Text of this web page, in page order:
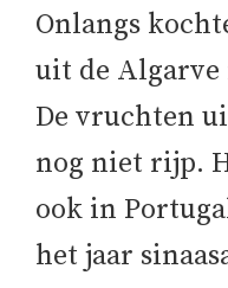
Onlangs
uit de Algarve
De vruchten
nog niet rijp.
ook in
het jaar